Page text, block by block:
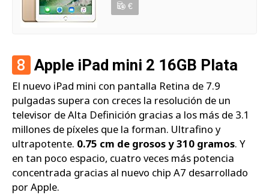
€
8 Apple iPad mini 2 16GB Plata
El nuevo iPad mini con pantalla Retina de 7.9
pulgadas supera con creces la resolución de un
televisor de Alta Definición gracias a los más de 3.1
millones de píxeles que la forman. Ultrafino y
ultrapotente. 0.75 cm de grosos y 310 gramos. Y
en tan poco espacio, cuatro veces más potencia
concentrada gracias al nuevo chip A7 desarrollado
por Apple.